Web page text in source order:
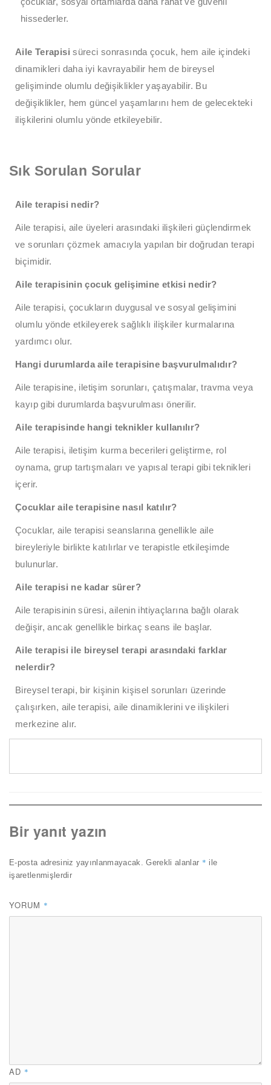
hissederler.
Aile Terapisi süreci sonrasında çocuk, hem aile içindeki
dinamikleri daha iyi kavrayabilir hem de bireysel
gelişiminde olumlu değişiklikler yaşayabilir. Bu
değişiklikler, hem güncel yaşamlarını hem de gelecekteki
ilişkilerini olumlu yönde etkileyebilir.
Sık Sorulan Sorular
Aile terapisi nedir?
Aile terapisi, aile üyeleri arasındaki ilişkileri güçlendirmek
ve sorunları çözmek amacıyla yapılan bir doğrudan terapi
biçimidir.
Aile terapisinin çocuk gelişimine etkisi nedir?
Aile terapisi, çocukların duygusal ve sosyal gelişimini
olumlu yönde etkileyerek sağlıklı ilişkiler kurmalarına
yardımcı olur.
Hangi durumlarda aile terapisine başvurulmalıdır?
Aile terapisine, iletişim sorunları, çatışmalar, travma veya
kayıp gibi durumlarda başvurulması önerilir.
Aile terapisinde hangi teknikler kullanılır?
Aile terapisi, iletişim kurma becerileri geliştirme, rol
oynama, grup tartışmaları ve yapısal terapi gibi teknikleri
içerir.
Çocuklar aile terapisine nasıl katılır?
Çocuklar, aile terapisi seanslarına genellikle aile
bireyleriyle birlikte katılırlar ve terapistle etkileşimde
bulunurlar.
Aile terapisi ne kadar sürer?
Aile terapisinin süresi, ailenin ihtiyaçlarına bağlı olarak
değişir, ancak genellikle birkaç seans ile başlar.
Aile terapisi ile bireysel terapi arasındaki farklar
nelerdir?
Bireysel terapi, bir kişinin kişisel sorunları üzerinde
çalışırken, aile terapisi, aile dinamiklerini ve ilişkileri
merkezine alır.
Bir yanıt yazın
E-posta adresiniz yayınlanmayacak. Gerekli alanlar * ile
işaretlenmişlerdir
YORUM *
AD *